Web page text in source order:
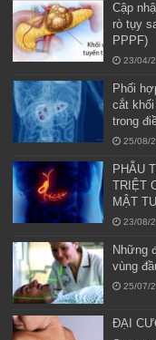
Cập
rò tụy
PPPF)
23/04/
Phối
cắt
trong
25/08/
PHẪU
TRIỆT
MẬT
23/08/
Những
vùng
25/07/
ĐẠI